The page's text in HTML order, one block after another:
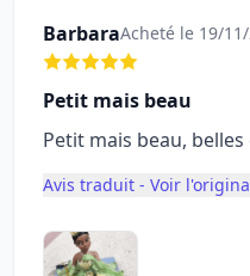
BarbaraAcheté le 19/
Petit mais beau
Petit mais beau,
Avis traduit - Voir